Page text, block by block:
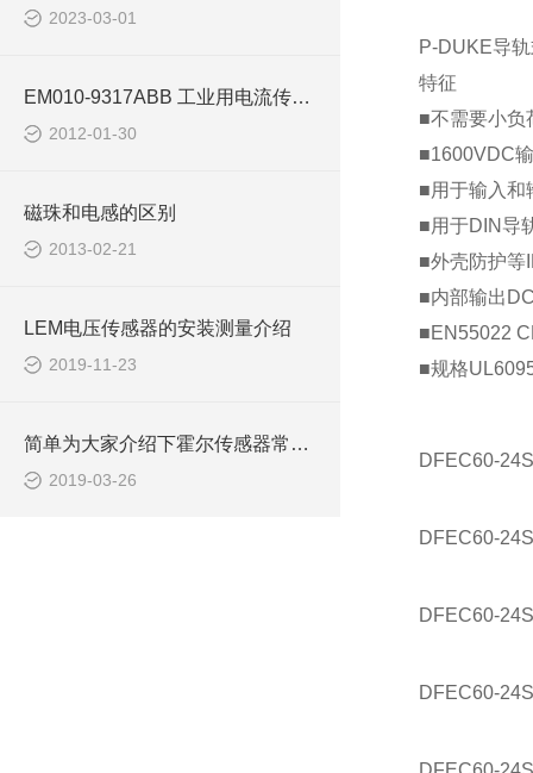
2023-03-01
EM010-9317ABB 工业用电流传感器
2012-01-30
磁珠和电感的区别
2013-02-21
LEM电压传感器的安装测量介绍
2019-11-23
简单为大家介绍下霍尔传感器常见问题及检查步骤
2019-03-26
P-DUKE导
特征
■不需要小负
■1600VDC
■用于输入和
■用于DIN 导
■外壳防护等
■内部输出
■EN55022
■规格
DFEC60-
DFEC60-
DFEC60-
DFEC60-